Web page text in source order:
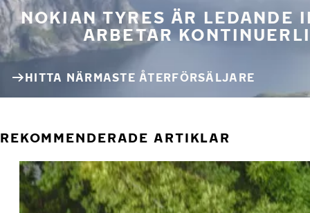
NOKIAN TYRES ÄR LEDANDE
ARBETAR
HITTA NÄRMASTE ÅTERFÖRSÄLJARE
REKOMMENDERADE ARTIKLAR